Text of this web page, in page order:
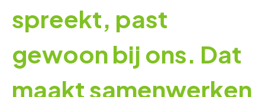
spreekt, past
gewoon bij ons. Dat
maakt samenwerken